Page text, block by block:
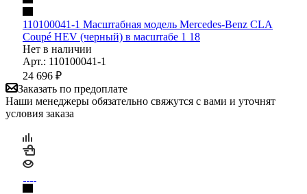
110100041-1 Масштабная модель Mercedes-Benz CLA
Coupé HEV (черный) в масштабе 1 18
Нет в наличии
Арт.: 110100041-1
24 696 ₽
Заказать по предоплате
Наши менеджеры обязательно свяжутся с вами и уточнят
условия заказа